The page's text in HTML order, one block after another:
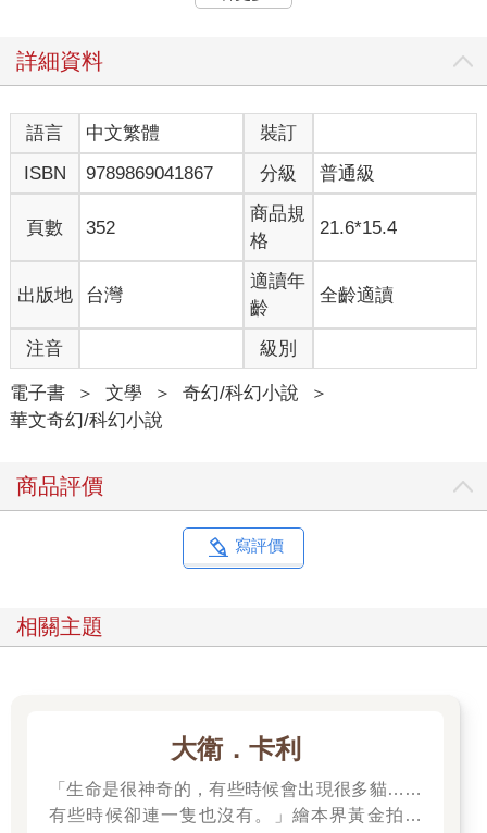
國創意的電視台，此刻正在熱鬧的街口展開一檔節目的錄製工
人參賽――他們不求勝出，但求能夠在前幾集的節目中露個臉，
盡可能地拉高知名度。
為了提高收視率，節目選在周日午後進行實況轉播，將比賽現場
的一舉一動、每個當下發生的細節，都鉅細靡遺地呈現在觀眾眼
前。第一集節目，更選擇了遠近馳名的小籠包店作為競賽的場
開鏡前，作為節目預定的真正主角群――實力派的素人參賽者們
多半坐在等待席上屏息以待；相較之下，演藝圈的新人們則多半
到處打量場地，試圖找尋恰當的時機在比賽時為自己製造一個諸
如「華麗彎腰中不慎露溝」的鏡頭，力求在觀眾腦海裡留下些微
的印象。
有參賽者莫不期望在這節目中達成自己的預設目標。
嗶――――終於，比賽的哨聲正式響起！
三分鐘之內付諸流水――
越了她的演藝圈競爭者，也同樣遠遠超過了那些久經鍛鍊的素人
大胃王們！「各位觀眾，目前暫居第一的正妹劉子靜――小靜，
詳細資料
語言 中文繁體
裝訂
ISBN
9789869041867 分級 普通級
頁數 352
商品規
格
21.6*15.4
出版地 台灣
適讀年
齡
全齡適讀
注音 級別
電子書 ＞ 文學 ＞ 奇幻/科幻小說
＞
華文奇幻/科幻小說
商品評價
寫評價
相關主題
大衛．卡利
「生命是很神奇的，有些時候會出現很多貓……
有些時候卻連一隻也沒有。」繪本界黃金拍檔